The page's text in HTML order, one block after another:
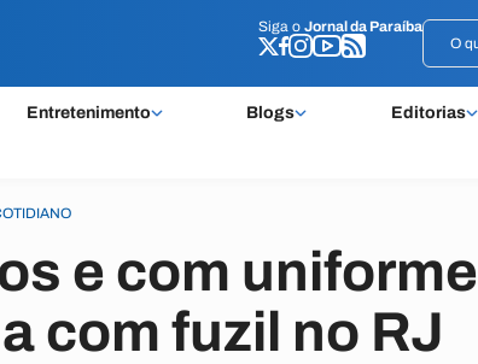
Siga o Jornal da Paraíba
Entretenimento Blogs Editorias
Siga o Jornal da Paraíba
e com uniforme
com fuzil no RJ